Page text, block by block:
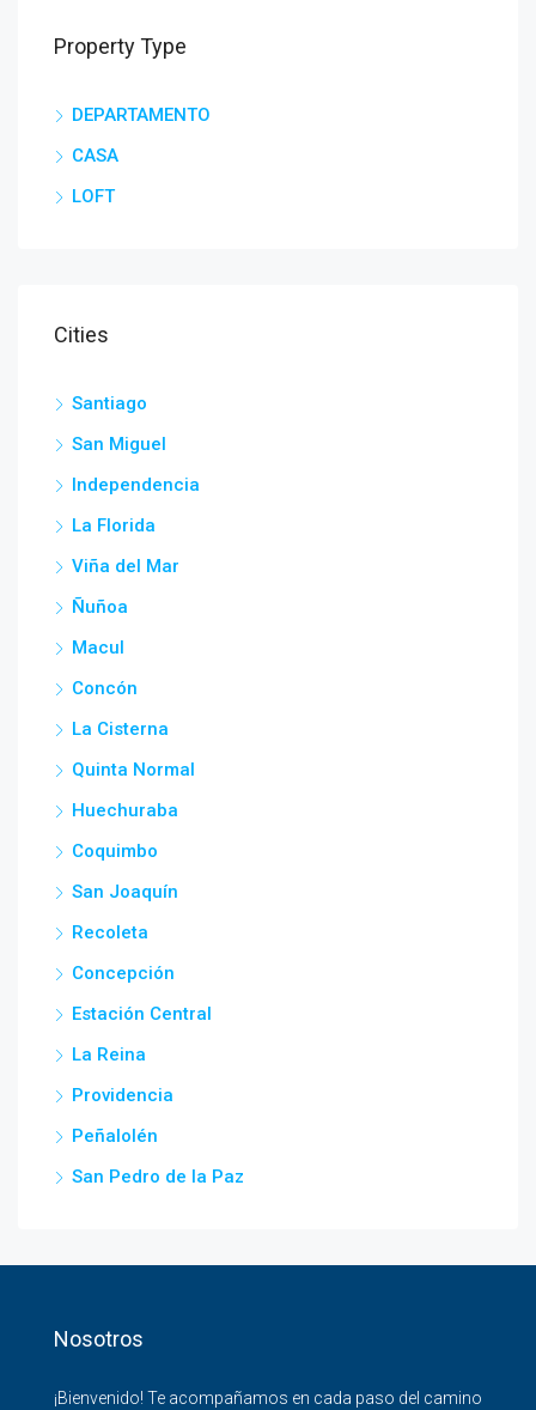
Property Type
DEPARTAMENTO
CASA
LOFT
Cities
Santiago
San Miguel
Independencia
La Florida
Viña del Mar
Ñuñoa
Macul
Concón
La Cisterna
Quinta Normal
Huechuraba
Coquimbo
San Joaquín
Recoleta
Concepción
Estación Central
La Reina
Providencia
Peñalolén
San Pedro de la Paz
Nosotros
¡Bienvenido! Te acompañamos en cada paso del camino